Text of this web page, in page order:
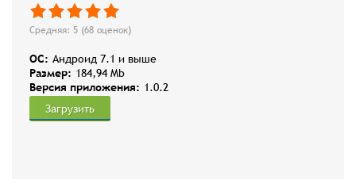
Средняя: 5 (68 оценок)
OC: Андроид 7.1 и выше
Размер: 184,94 Mb
Версия приложения: 1.0.2
Загрузить